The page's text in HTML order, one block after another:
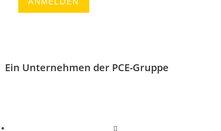
ANMELDEN
Ein Unternehmen der PCE-Gruppe